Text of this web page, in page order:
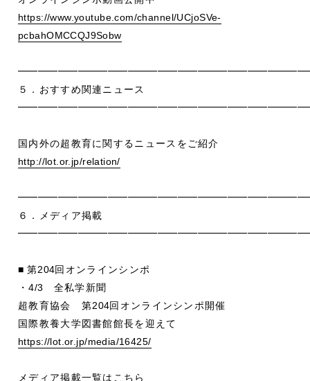
https://www.youtube.com/channel/UCjoSVe-
pcbahOMCCQJ9Sobw
５．おすすめ関連ニュース
国内外の超教育に関するニュースをご紹介
http://lot.or.jp/relation/
６．メディア掲載
■ 第204回オンラインシンポ
・4/3 全私学新聞
超教育協会 第204回オンラインシンポ開催
国際教養大学図書館館長を迎えて
https://lot.or.jp/media/16425/
メディア掲載一覧はこちら